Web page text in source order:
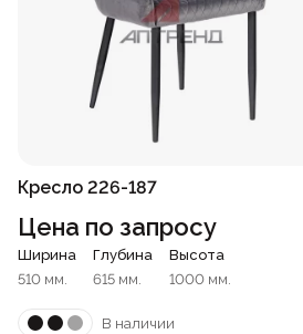
Кресло 226-187
Цена по запросу
Ширина
510 мм.
Глубина
615 мм.
Высота
1000 мм.
В наличии